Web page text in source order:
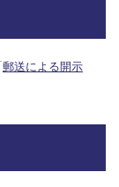
郵送による開示